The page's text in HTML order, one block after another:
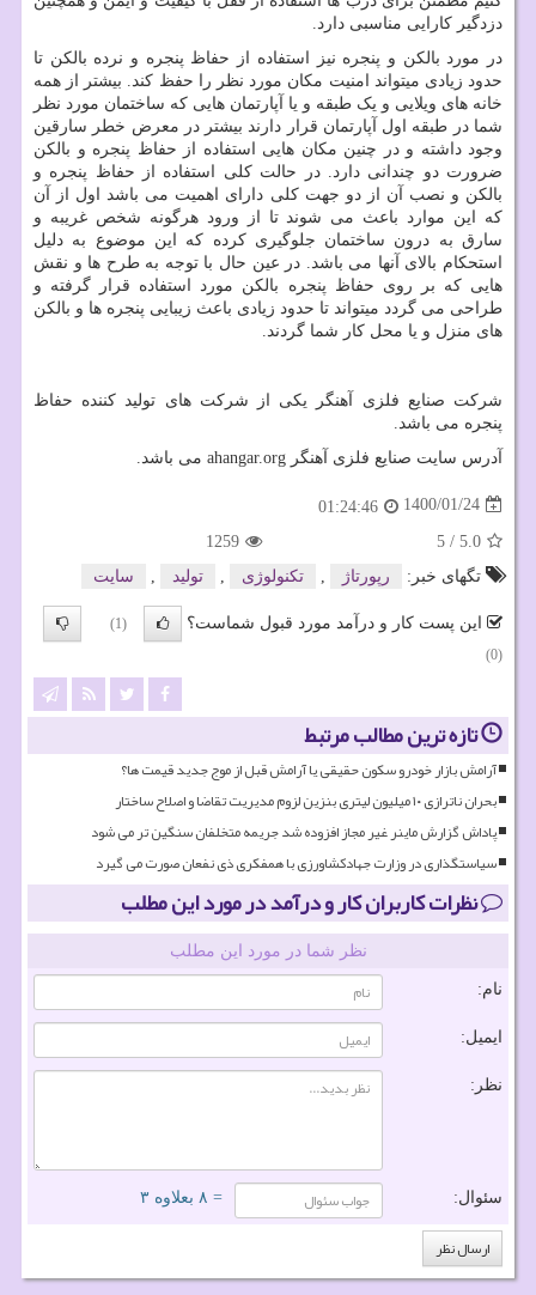
دزدگیر کارایی مناسبی دارد.
در مورد بالکن و پنجره نیز استفاده از حفاظ پنجره و نرده بالکن تا
حدود زیادی میتواند امنیت مکان مورد نظر را حفظ کند. بیشتر از همه
خانه های ویلایی و یک طبقه و یا آپارتمان هایی که ساختمان مورد نظر
شما در طبقه اول آپارتمان قرار دارند بیشتر در معرض خطر سارقین
وجود داشته و در چنین مکان هایی استفاده از حفاظ پنجره و بالکن
ضرورت دو چندانی دارد. در حالت کلی استفاده از حفاظ پنجره و
بالکن و نصب آن از دو جهت کلی دارای اهمیت می باشد اول از آن
که این موارد باعث می شوند تا از ورود هرگونه شخص غریبه و
سارق به درون ساختمان جلوگیری کرده که این موضوع به دلیل
استحکام بالای آنها می باشد. در عین حال با توجه به طرح ها و نقش
هایی که بر روی حفاظ پنجره بالکن مورد استفاده قرار گرفته و
طراحی می گردد میتواند تا حدود زیادی باعث زیبایی پنجره ها و بالکن
های منزل و یا محل کار شما گردند.
شرکت صنایع فلزی آهنگر یکی از شرکت های تولید کننده حفاظ
پنجره می باشد.
آدرس سایت صنایع فلزی آهنگر ahangar.org می باشد.
1400/01/24
01:24:46
5.0
/
5
1259
تگهای خبر:
رپورتاژ تكنولوژی تولید سایت
این پست کار و درآمد مورد قبول شماست؟
(1)
(0)
تازه ترین مطالب مرتبط
آرامش بازار خودرو سکون حقیقی یا آرامش قبل از موج جدید قیمت ها؟
بحران ناترازی ۱۰ میلیون لیتری بنزین لزوم مدیریت تقاضا و اصلاح ساختار
پاداش گزارش ماینر غیر مجاز افزوده شد جریمه متخلفان سنگین تر می شود
سیاستگذاری در وزارت جهادکشاورزی با همفکری ذی نفعان صورت می گیرد
نظرات کاربران کار و درآمد در مورد این مطلب
نظر شما در مورد این مطلب
نام:
ایمیل:
نظر:
سئوال: = ۸ بعلاوه ۳